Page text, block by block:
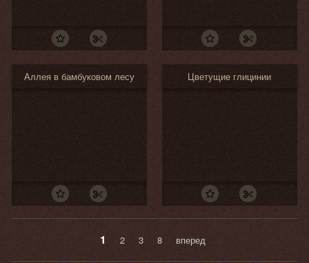
Аллея в бамбуковом лесу Цветущие глицинии
1 2 3 8 вперед